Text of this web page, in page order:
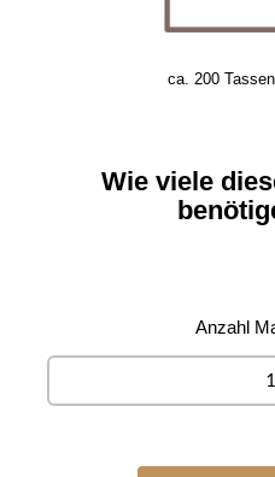
ca. 200
Wie viele
Anzahl